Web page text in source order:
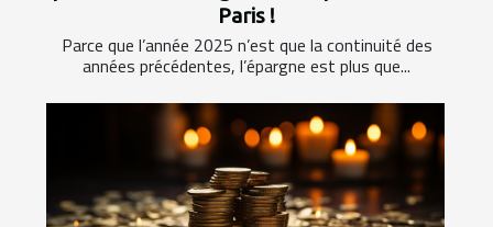
Paris !
Parce que l’année 2025 n’est que la continuité des
années précédentes, l’épargne est plus que...